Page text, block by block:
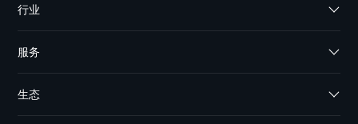
行业
服务
生态